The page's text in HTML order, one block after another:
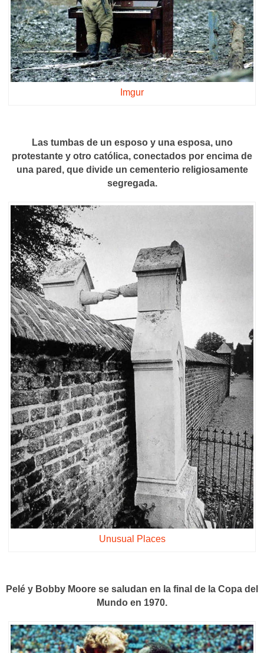
Imgur
Las tumbas de un esposo y una esposa, uno
protestante y otro católica, conectados por encima de
una pared, que divide un cementerio religiosamente
segregada.
Unusual Places
Pelé y Bobby Moore se saludan en la final de la Copa del
Mundo en 1970.